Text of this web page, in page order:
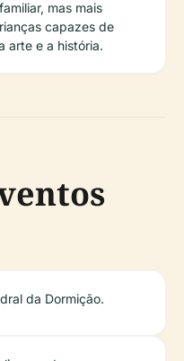
mas mais
capazes de
arte e a história.
da Dormição.